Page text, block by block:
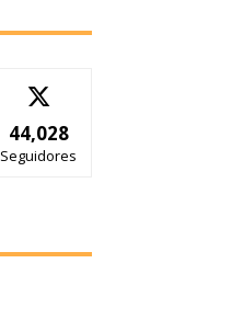
44,028
Seguidores